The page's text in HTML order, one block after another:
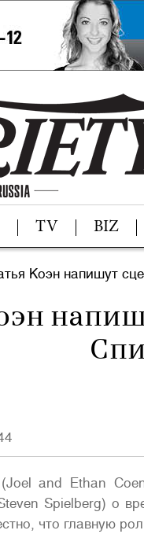
TV BIZ
Коэн напишут
and Ethan
Spielberg) о
что главную